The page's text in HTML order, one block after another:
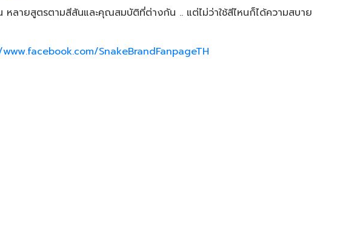
หลายสูตรตามสีสันและคุณสมบัติที่ต่างกัน .. แต่ไม่ว่าใช้สีไหนก็ได้ความสบาย
SnakeBrandFanpageTH